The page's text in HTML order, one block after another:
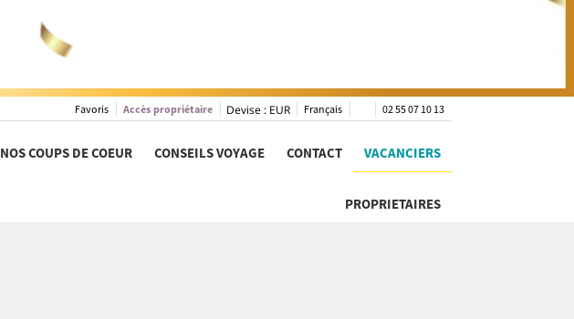
02 55 07 10 13
Français
Devise : EUR
Accès propriétaire
Favoris
NOS COUPS DE COEUR CONSEILS VOYAGE CONTACT VACANCIERS
PROPRIETAIRES